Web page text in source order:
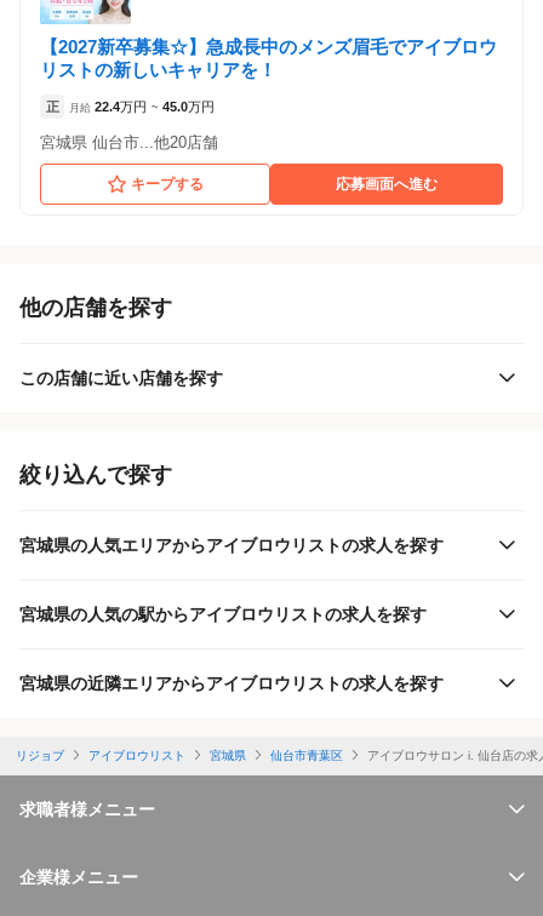
【2027新卒募集☆】急成長中のメンズ眉毛でアイブロウ
リストの新しいキャリアを！
正 月給 22.4万円 ~ 45.0万円
宮城県 仙台市...他20店舗
キープする 応募画面へ進む
他の店舗を探す
この店舗に近い店舗を探す
絞り込んで探す
宮城県の人気エリアからアイブロウリストの求人を探す
宮城県の人気の駅からアイブロウリストの求人を探す
宮城県の近隣エリアからアイブロウリストの求人を探す
リジョブ アイブロウリスト 宮城県 仙台市青葉区 アイブロウサロン i. 仙台店の求
求職者様メニュー
企業様メニュー